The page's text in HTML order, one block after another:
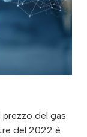
prezzo del gas
del 2022 è